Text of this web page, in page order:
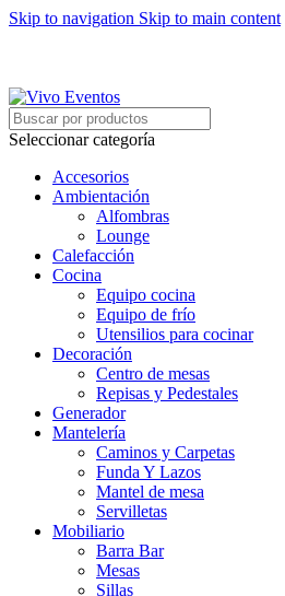
Skip to navigation Skip to main content
Seleccionar categoría
Accesorios
Ambientación
Alfombras
Lounge
Calefacción
Cocina
Equipo cocina
Equipo de frío
Utensilios para cocinar
Decoración
Centro de mesas
Repisas y Pedestales
Generador
Mantelería
Caminos y Carpetas
Funda Y Lazos
Mantel de mesa
Servilletas
Mobiliario
Barra Bar
Mesas
Sillas